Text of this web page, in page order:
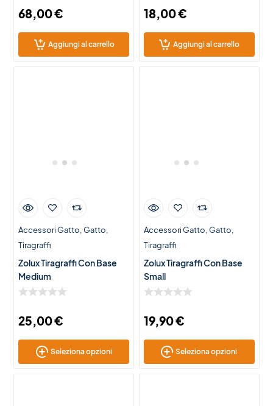
68,00€
Aggiungi al carrello
18,00€
Aggiungi al carrello
Accessori Gatto Gatto
Tiragraffi
Zolux Tiragraffi Con Base
Medium
25,00€
Seleziona opzioni
Accessori Gatto Gatto
Tiragraffi
Zolux Tiragraffi Con Base
Small
19,90€
Seleziona opzioni